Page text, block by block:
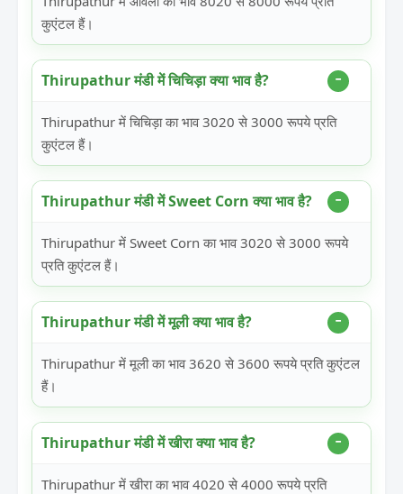
कुएंटल हैं।
Thirupathur मंडी में चिचिड़ा क्या भाव है?
Thirupathur में चिचिड़ा का भाव 3020 से 3000 रूपये प्रति
कुएंटल हैं।
Thirupathur मंडी में Sweet Corn क्या भाव है?
Thirupathur में Sweet Corn का भाव 3020 से 3000 रूपये
प्रति कुएंटल हैं।
Thirupathur मंडी में मूली क्या भाव है?
Thirupathur में मूली का भाव 3620 से 3600 रूपये प्रति कुएंटल
हैं।
Thirupathur मंडी में खीरा क्या भाव है?
Thirupathur में खीरा का भाव 4020 से 4000 रूपये प्रति